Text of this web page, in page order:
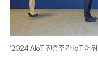
‘2024 AIoT 진흥주간 IoT 어